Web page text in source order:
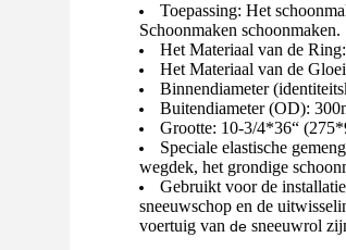
Toepassing: Het
Schoonmaken schoonmaken.
Het Materiaal van de
Het Materiaal van de
Binnendiameter
Buitendiameter (OD):
Grootte: 10-3/4*36“
Speciale elastische
wegdek, het grondige
Gebruikt voor de
sneeuwschop en de
voertuig van de sneeuwrol